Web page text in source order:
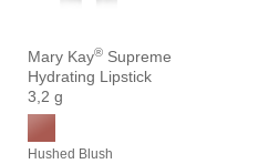
Mary Kay® Supreme
Hydrating Lipstick
3,2 g
Hushed Blush